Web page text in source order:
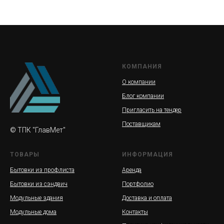
© ТПК "ГлавМет"
КОМПАНИЯ
О компании
Блог компании
Пригласить на тендер
Поставщикам
ТОВАРЫ
Бытовки из профлиста
Бытовки из сэндвич
Модульные здания
Модульные дома
ИНФОРМАЦИЯ
Аренда
Портфолио
Доставка и оплата
Контакты